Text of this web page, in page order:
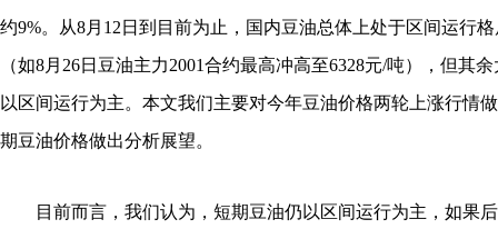
约9%。从8月12日到目前为止，国内豆油总体上处于区间运行
（如8月26日豆油主力2001合约最高冲高至6328元/吨），但其
以区间运行为主。本文我们主要对今年豆油价格两轮上涨行情
期豆油价格做出分析展望。
目前而言，我们认为，短期豆油仍以区间运行为主，如果